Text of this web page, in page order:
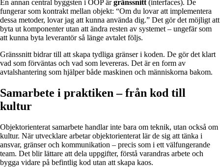
En annan central byggsten i OOP ärgränssnitt (interfaces). De
fungerar som kontrakt mellan objekt: “Om du lovar att implementera
dessa metoder, lovar jag att kunna använda dig.” Det gör det möjligt att
byta ut komponenter utan att ändra resten av systemet – ungefär som
att kunna byta leverantör så länge avtalet följs.
Gränssnitt bidrar till att skapa tydliga gränser i koden. De gör det klart
vad som förväntas och vad som levereras. Det är en form av
avtalshantering som hjälper både maskinen och människorna bakom.
Samarbete i praktiken – från kod till
kultur
Objektorienterat samarbete handlar inte bara om teknik, utan också om
kultur. När utvecklare arbetar objektorienterat lär de sig att tänka i
ansvar, gränser och kommunikation – precis som i ett välfungerande
team. Det blir lättare att dela uppgifter, förstå varandras arbete och
bygga vidare på befintlig kod utan att skapa kaos.